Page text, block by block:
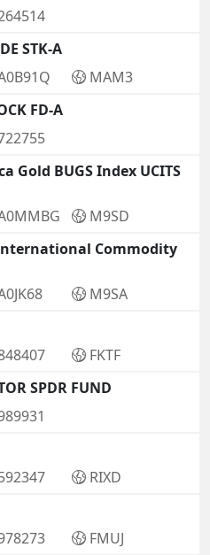
STK-A
MAM3
FD-A
Gold BUGS Index UCITS
M9SD
Commodity
M9SA
FKTF
SPDR FUND
RIXD
FMUJ